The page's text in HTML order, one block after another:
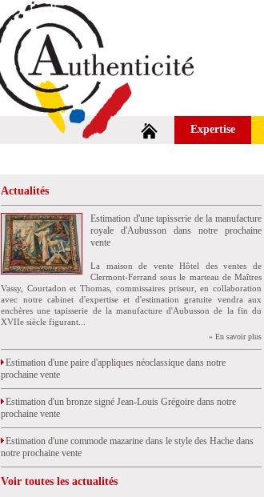
Expertise
Actualités
Estimation d'une tapisserie de la manufacture
royale d'Aubusson dans notre prochaine
vente
La maison de vente Hôtel des ventes de
Clermont-Ferrand sous le marteau de Maîtres
Vassy, Courtadon et Thomas, commissaires priseur, en collaboration
avec notre cabinet d'expertise et d'estimation gratuite vendra aux
enchères une tapisserie de la manufacture d'Aubusson de la fin du
XVIIe siècle figurant...
» En savoir plus
Estimation d'une paire d'appliques néoclassique dans notre
prochaine vente
Estimation d'un bronze signé Jean-Louis Grégoire dans notre
prochaine vente
Estimation d'une commode mazarine dans le style des Hache dans
notre prochaine vente
Voir toutes les actualités